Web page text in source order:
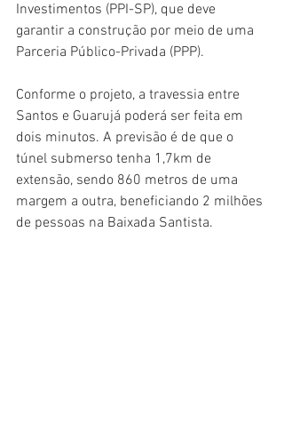
Investimentos (PPI-SP), que deve
garantir a construção por meio de uma
Parceria Público-Privada (PPP).
Conforme o projeto, a travessia entre
Santos e Guarujá poderá ser feita em
dois minutos. A previsão é de que o
túnel submerso tenha 1,7km de
extensão, sendo 860 metros de uma
margem a outra, beneficiando 2 milhões
de pessoas na Baixada Santista.